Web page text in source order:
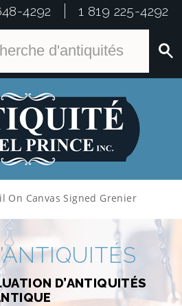
4292 1 819 225-4292
On Canvas Signed Grenier
D’ANTIQUITÉS